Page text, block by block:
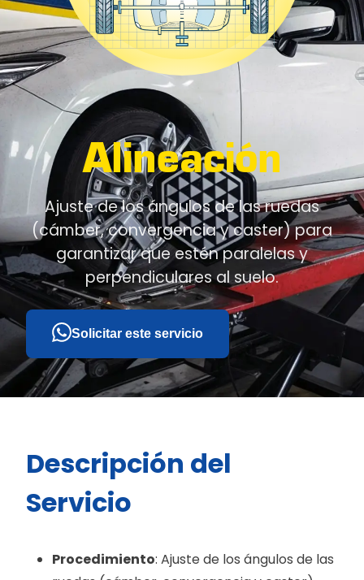
Alineación
Ajuste de los ángulos de las ruedas
(cámber, convergencia y caster) para
garantizar que estén paralelas y
perpendiculares al suelo.
Solicitar este servicio
Descripción del
Servicio
Procedimiento: Ajuste de los ángulos de las